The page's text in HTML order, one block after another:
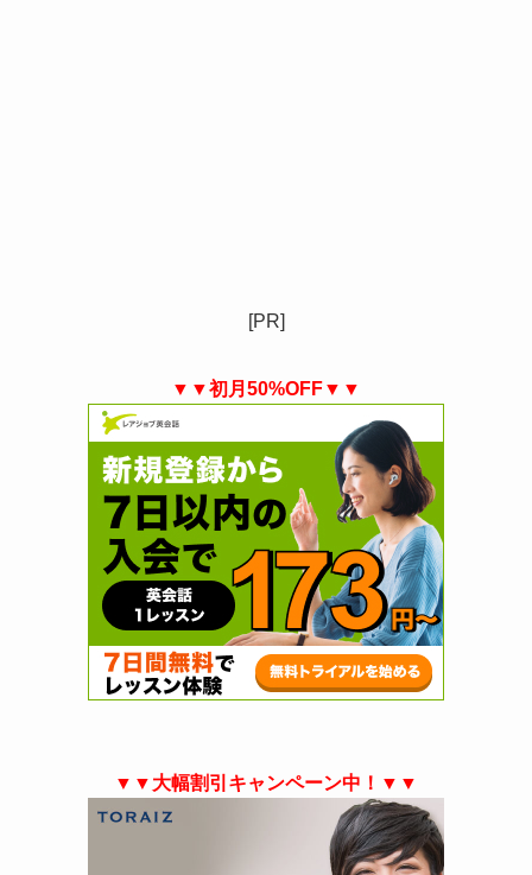
[PR]
▼▼初月50%OFF▼▼
▼▼大幅割引キャンペーン中！▼▼